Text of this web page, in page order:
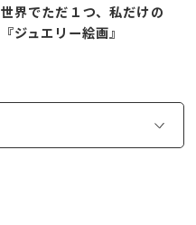
世界でただ１つ、私だけの
『ジュエリー絵画』